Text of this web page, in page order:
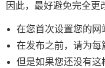
因此，最好避免完全
在您首次设置您的网
在发布之前，请为每
但是如果您还没有这